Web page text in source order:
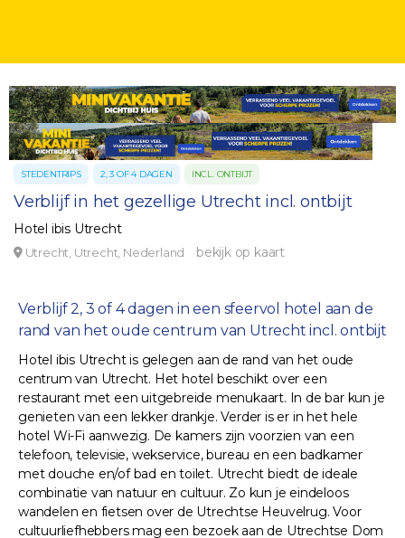
STEDENTRIPS 2, 3 OF 4 DAGEN INCL. ONTBIJT
Verblijf in het gezellige Utrecht incl. ontbijt
Hotel ibis Utrecht
Utrecht, Utrecht, Nederland bekijk op kaart
Verblijf 2, 3 of 4 dagen in een sfeervol hotel aan de
rand van het oude centrum van Utrecht incl. ontbijt
Hotel ibis Utrecht is gelegen aan de rand van het oude
centrum van Utrecht. Het hotel beschikt over een
restaurant met een uitgebreide menukaart. In de bar kun je
genieten van een lekker drankje. Verder is er in het hele
hotel Wi-Fi aanwezig. De kamers zijn voorzien van een
telefoon, televisie, wekservice, bureau en een badkamer
met douche en/of bad en toilet. Utrecht biedt de ideale
combinatie van natuur en cultuur. Zo kun je eindeloos
wandelen en fietsen over de Utrechtse Heuvelrug. Voor
cultuurliefhebbers mag een bezoek aan de Utrechtse Dom